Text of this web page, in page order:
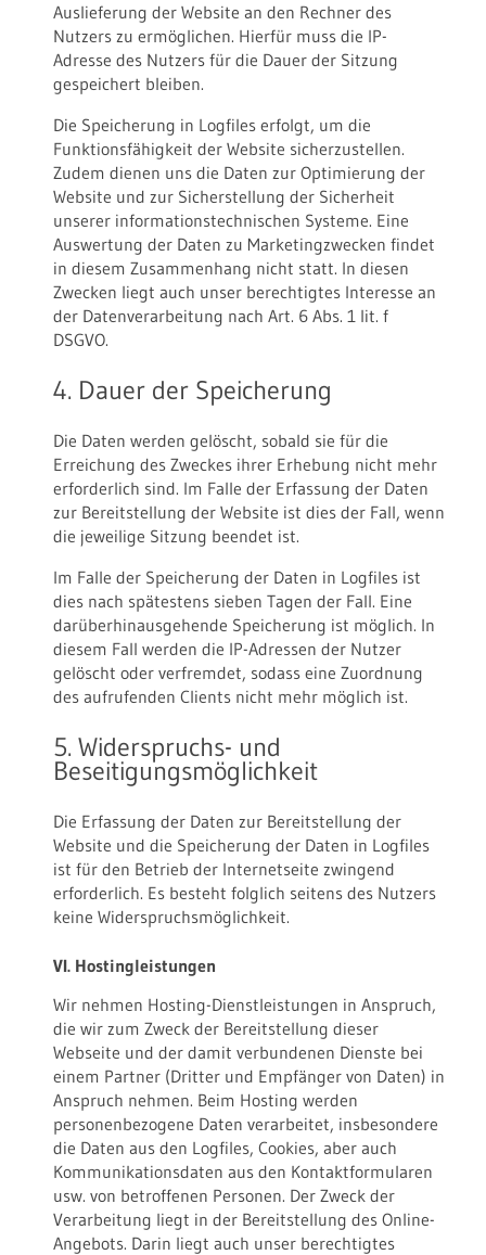
Auslieferung der Website an den Rechner des
Nutzers zu ermöglichen. Hierfür muss die IP-
Adresse des Nutzers für die Dauer der Sitzung
gespeichert bleiben.
Die Speicherung in Logfiles erfolgt, um die
Funktionsfähigkeit der Website sicherzustellen.
Zudem dienen uns die Daten zur Optimierung der
Website und zur Sicherstellung der Sicherheit
unserer informationstechnischen Systeme. Eine
Auswertung der Daten zu Marketingzwecken findet
in diesem Zusammenhang nicht statt. In diesen
Zwecken liegt auch unser berechtigtes Interesse an
der Datenverarbeitung nach Art. 6 Abs. 1 lit. f
DSGVO.
4. Dauer der Speicherung
Die Daten werden gelöscht, sobald sie für die
Erreichung des Zweckes ihrer Erhebung nicht mehr
erforderlich sind. Im Falle der Erfassung der Daten
zur Bereitstellung der Website ist dies der Fall, wenn
die jeweilige Sitzung beendet ist.
Im Falle der Speicherung der Daten in Logfiles ist
dies nach spätestens sieben Tagen der Fall. Eine
darüberhinausgehende Speicherung ist möglich. In
diesem Fall werden die IP-Adressen der Nutzer
gelöscht oder verfremdet, sodass eine Zuordnung
des aufrufenden Clients nicht mehr möglich ist.
5. Widerspruchs- und
Beseitigungsmöglichkeit
Die Erfassung der Daten zur Bereitstellung der
Website und die Speicherung der Daten in Logfiles
ist für den Betrieb der Internetseite zwingend
erforderlich. Es besteht folglich seitens des Nutzers
keine Widerspruchsmöglichkeit.
VI. Hostingleistungen
Wir nehmen Hosting-Dienstleistungen in Anspruch,
die wir zum Zweck der Bereitstellung dieser
Webseite und der damit verbundenen Dienste bei
einem Partner (Dritter und Empfänger von Daten) in
Anspruch nehmen. Beim Hosting werden
personenbezogene Daten verarbeitet, insbesondere
die Daten aus den Logfiles, Cookies, aber auch
Kommunikationsdaten aus den Kontaktformularen
usw. von betroffenen Personen. Der Zweck der
Verarbeitung liegt in der Bereitstellung des Online-
Angebots. Darin liegt auch unser berechtigtes